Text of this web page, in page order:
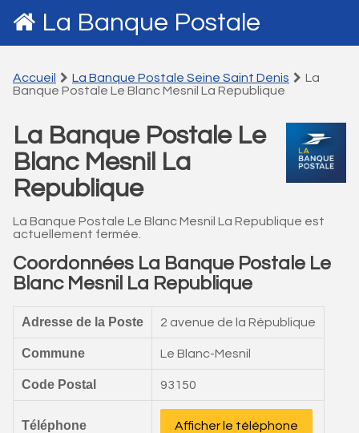
La Banque Postale
Accueil La Banque Postale Seine Saint Denis
La
Banque Postale Le Blanc Mesnil La Republique
La Banque Postale Le
Blanc Mesnil La
Republique
La Banque Postale Le Blanc Mesnil La Republique est
actuellement fermée.
Coordonnées La Banque Postale Le
Blanc Mesnil La Republique
Adresse de la Poste 2 avenue de la République
Commune Le Blanc-Mesnil
Code Postal 93150
Téléphone Afficher le téléphone